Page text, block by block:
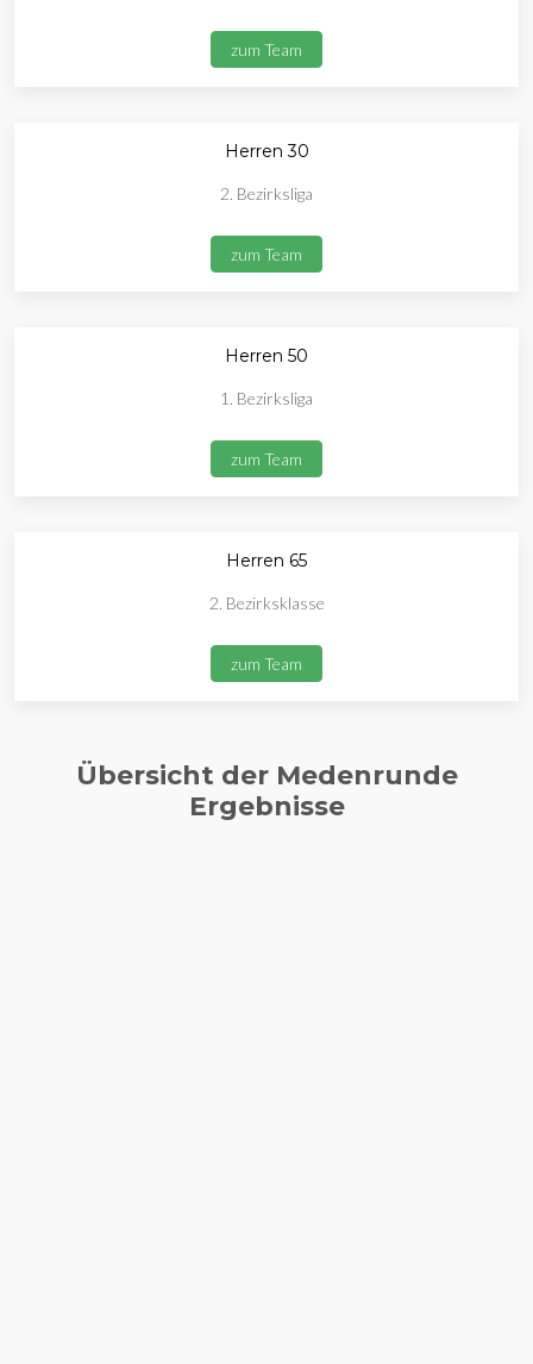
zum Team
Herren 30
2. Bezirksliga
zum Team
Herren 50
1. Bezirksliga
zum Team
Herren 65
2. Bezirksklasse
zum Team
Übersicht der Medenrunde
Ergebnisse